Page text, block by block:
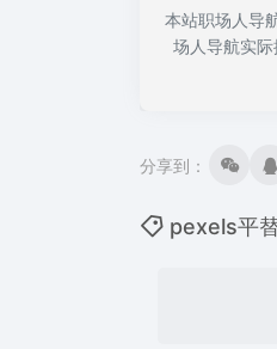
本站职场人导
场人导航实
分享到：
pexels平